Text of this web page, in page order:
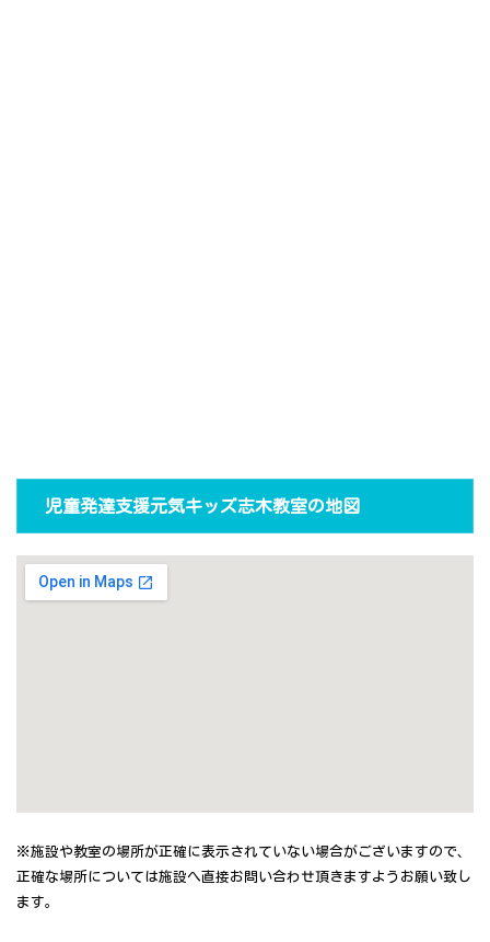
児童発達支援元気キッズ志木教室の地図
※施設や教室の場所が正確に表示されていない場合がございますので、
正確な場所については施設へ直接お問い合わせ頂きますようお願い致し
ます。